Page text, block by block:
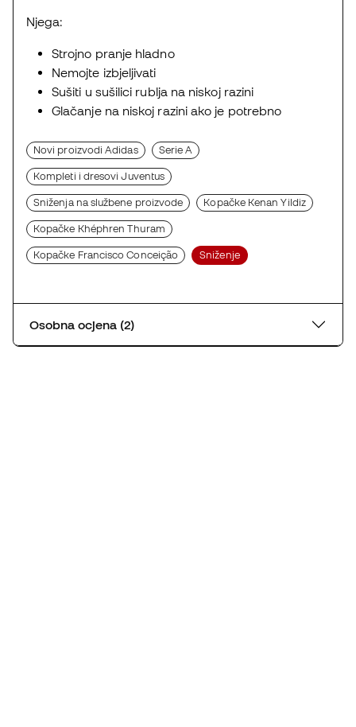
Njega:
Strojno pranje hladno
Nemojte izbjeljivati
Sušiti u sušilici rublja na niskoj razini
Glačanje na niskoj razini ako je potrebno
Novi proizvodi Adidas Serie A
Kompleti i dresovi Juventus
Sniženja na službene proizvode Kopačke Kenan Yildiz
Kopačke Khéphren Thuram
Kopačke Francisco Conceição Sniženje
Osobna ocjena (2)